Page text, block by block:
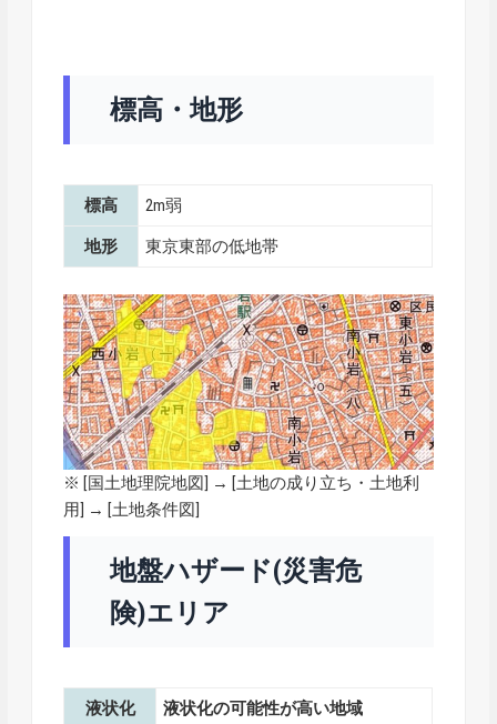
標高・地形
標高 2m弱
地形 東京東部の低地帯
※ [国土地理院地図] → [土地の成り立ち・土地利
用] → [土地条件図]
地盤ハザード(災害危
険)エリア
液状化 液状化の可能性が高い地域